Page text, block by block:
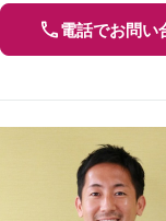
電話でお問い